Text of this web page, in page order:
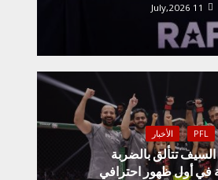
11 July,2026
PFL الأخبار
تتألق بالضربة
في أول ظهور احترافي